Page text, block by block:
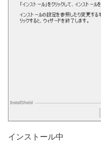
インストール中